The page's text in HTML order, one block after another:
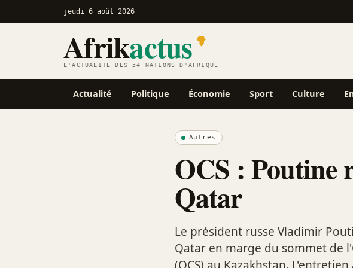
jeudi 6 août 2026
Afrikactus
L'ACTUALITÉ DES 54 NATIONS D'AFRIQUE
Actualité Politique Économie Sport Culture
Autres
OCS : Poutine
Qatar
Le président russe Vladimir
Qatar en marge du sommet de